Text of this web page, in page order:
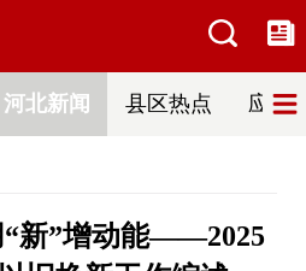
河北新闻 县区热点 应急
“新”增动能——2025